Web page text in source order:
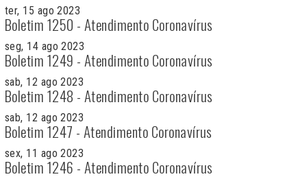
ter, 15 ago 2023
Boletim 1250 - Atendimento Coronavírus
seg, 14 ago 2023
Boletim 1249 - Atendimento Coronavírus
sab, 12 ago 2023
Boletim 1248 - Atendimento Coronavírus
sab, 12 ago 2023
Boletim 1247 - Atendimento Coronavírus
sex, 11 ago 2023
Boletim 1246 - Atendimento Coronavírus